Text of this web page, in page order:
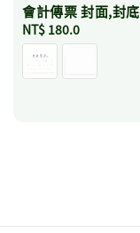
會計傳票 封面,封底
Regular
price
NT$ 180.0